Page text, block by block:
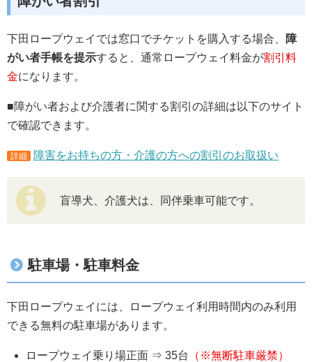
下田ロープウェイでは窓口でチケットを購入する場合、
障
がい者手帳を提示すると、通常ロープウェイ料金が割引料
金になります。
■障がい者および介護者に関する割引の詳細は以下のサイト
で確認できます。
詳細 障害をお持ちの方・介護の方への割引のお取扱い
盲導犬、介護犬は、同伴乗車可能です。
駐車場・駐車料金
下田ロープウェイには、ロープウェイ利用時間内のみ利用
できる無料の駐車場があります。
ロープウェイ乗り場正面 ⇒ 35台 （※無断駐車厳禁）